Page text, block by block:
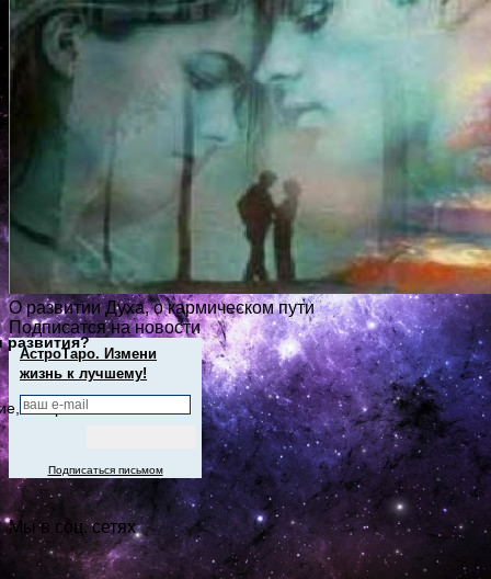
О развитии Духа, о кармическом пути
развития?
которое максимально
Подписатся на новости
АстроТаро. Измени
жизнь к лучшему!
Подписаться письмом
Мы в соц. сетях